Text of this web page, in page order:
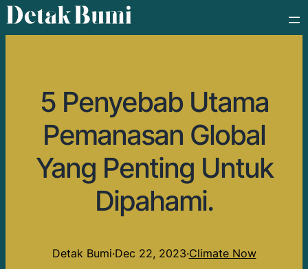
5 Penyebab Utama
Pemanasan Global
Yang Penting Untuk
Dipahami.
Detak Bumi·Dec 22, 2023·Climate Now